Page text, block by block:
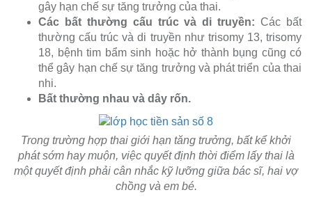
gây hạn chế sự tăng trưởng của thai.
Các bất thường cấu trúc và di truyền: Các bất
thường cấu trúc và di truyền như trisomy 13, trisomy
18, bệnh tim bẩm sinh hoặc hở thành bụng cũng có
thể gây hạn chế sự tăng trưởng và phát triển của thai
nhi.
Bất thường nhau và dây rốn.
Trong trường hợp thai giới hạn tăng trưởng, bất kể khởi
phát sớm hay muộn, việc quyết định thời điểm lấy thai là
một quyết định phải cân nhắc kỹ lưỡng giữa bác sĩ, hai vợ
chồng và em bé.